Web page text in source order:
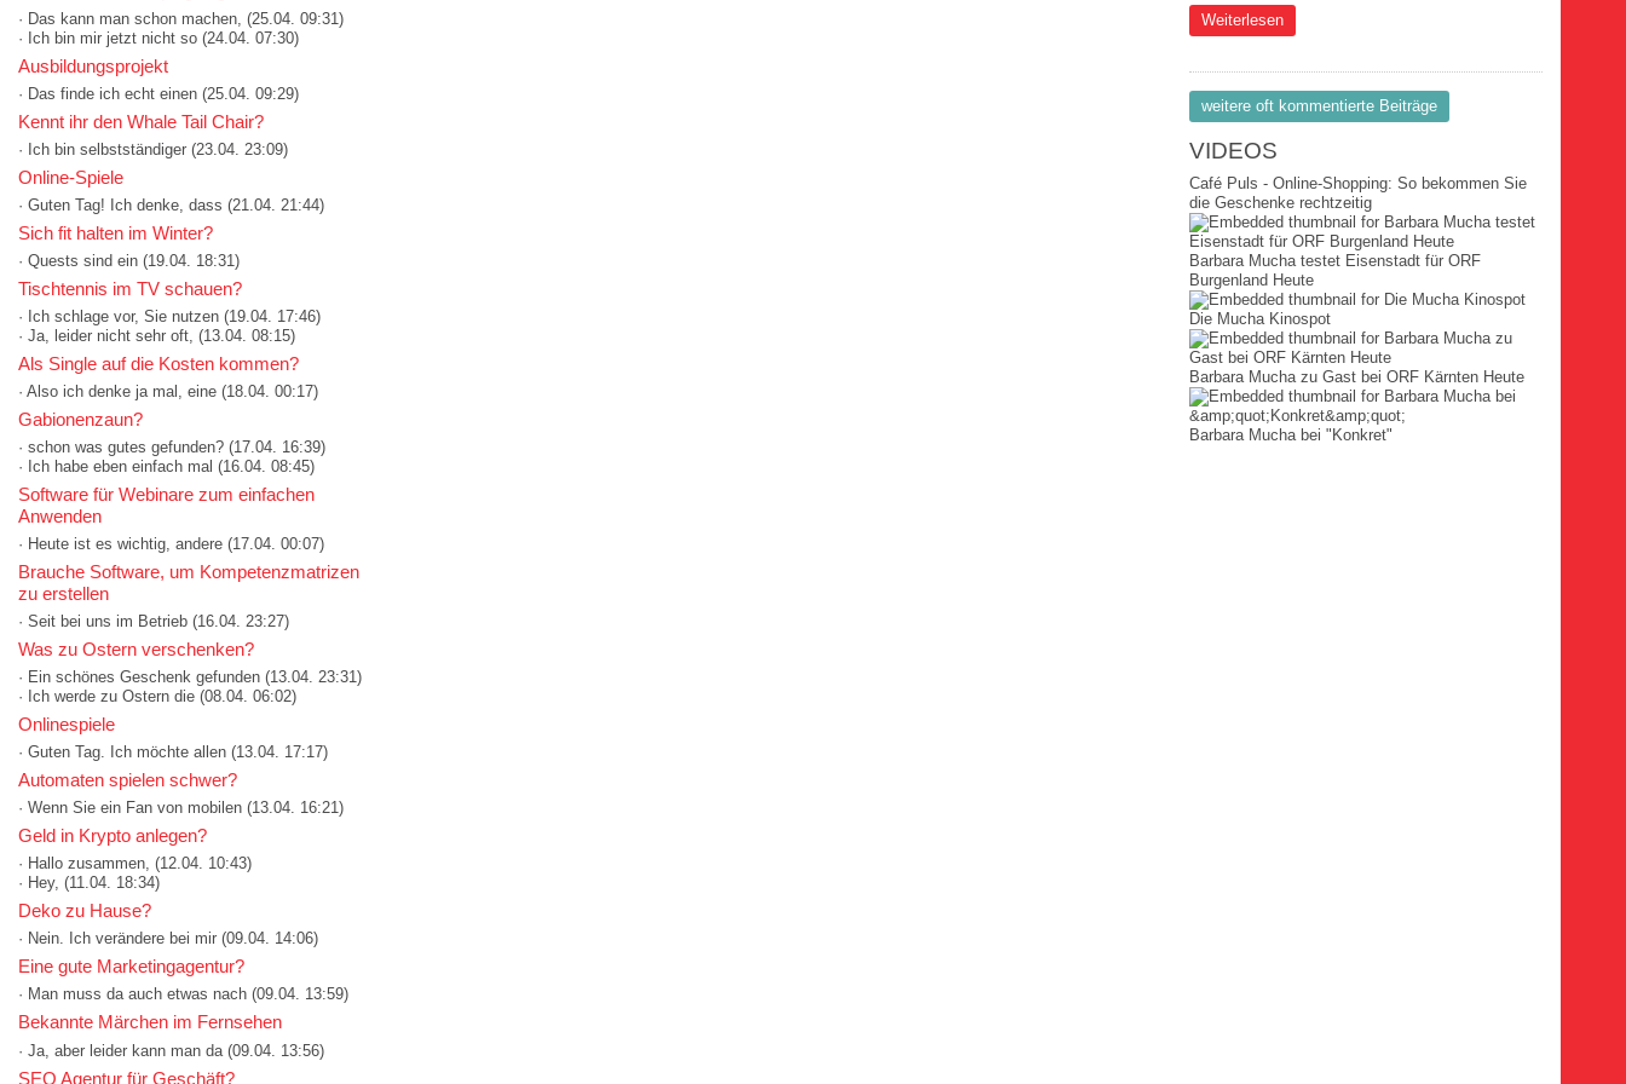
· Das kann man schon machen, (25.04. 09:31)
· Ich bin mir jetzt nicht so (24.04. 07:30)
Ausbildungsprojekt
· Das finde ich echt einen (25.04. 09:29)
Kennt ihr den Whale Tail Chair?
· Ich bin selbstständiger (23.04. 23:09)
Online-Spiele
· Guten Tag! Ich denke, dass (21.04. 21:44)
Sich fit halten im Winter?
· Quests sind ein (19.04. 18:31)
Tischtennis im TV schauen?
· Ich schlage vor, Sie nutzen (19.04. 17:46)
· Ja, leider nicht sehr oft, (13.04. 08:15)
Als Single auf die Kosten kommen?
· Also ich denke ja mal, eine (18.04. 00:17)
Gabionenzaun?
· schon was gutes gefunden? (17.04. 16:39)
· Ich habe eben einfach mal (16.04. 08:45)
Software für Webinare zum einfachen
Anwenden
· Heute ist es wichtig, andere (17.04. 00:07)
Brauche Software, um Kompetenzmatrizen
zu erstellen
· Seit bei uns im Betrieb (16.04. 23:27)
Was zu Ostern verschenken?
· Ein schönes Geschenk gefunden (13.04. 23:31)
· Ich werde zu Ostern die (08.04. 06:02)
Onlinespiele
· Guten Tag. Ich möchte allen (13.04. 17:17)
Automaten spielen schwer?
· Wenn Sie ein Fan von mobilen (13.04. 16:21)
Geld in Krypto anlegen?
· Hallo zusammen, (12.04. 10:43)
· Hey, (11.04. 18:34)
Deko zu Hause?
· Nein. Ich verändere bei mir (09.04. 14:06)
Eine gute Marketingagentur?
· Man muss da auch etwas nach (09.04. 13:59)
Bekannte Märchen im Fernsehen
· Ja, aber leider kann man da (09.04. 13:56)
SEO Agentur für Geschäft?
Weiterlesen
über News Ne2876
weitere oft kommentierte Beiträge
VIDEOS
Café Puls - Online-Shopping: So bekommen Sie
die Geschenke rechtzeitig
Barbara Mucha testet Eisenstadt für ORF
Burgenland Heute
Die Mucha Kinospot
Barbara Mucha zu Gast bei ORF Kärnten Heute
Barbara Mucha bei "Konkret"